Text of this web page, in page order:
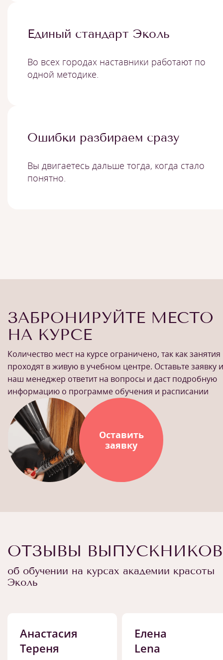
Единый стандарт Эколь
Во всех городах наставники работают по
одной методике.
Ошибки разбираем сразу
Вы двигаетесь дальше тогда, когда стало
понятно.
ЗАБРОНИРУЙТЕ МЕСТО
НА КУРСЕ
Количество мест на курсе ограничено, так как занятия
проходят в живую в учебном центре. Оставьте заявку и
наш менеджер ответит на вопросы и даст подробную
информацию о программе обучения и расписании
Оставить
заявку
ОТЗЫВЫ ВЫПУСКНИКОВ
об обучении на курсах академии красоты
Эколь
Анастасия
Тереня
Елена
Lena